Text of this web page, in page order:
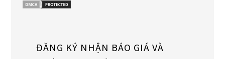
ĐĂNG KÝ NHẬN BÁO GIÁ VÀ